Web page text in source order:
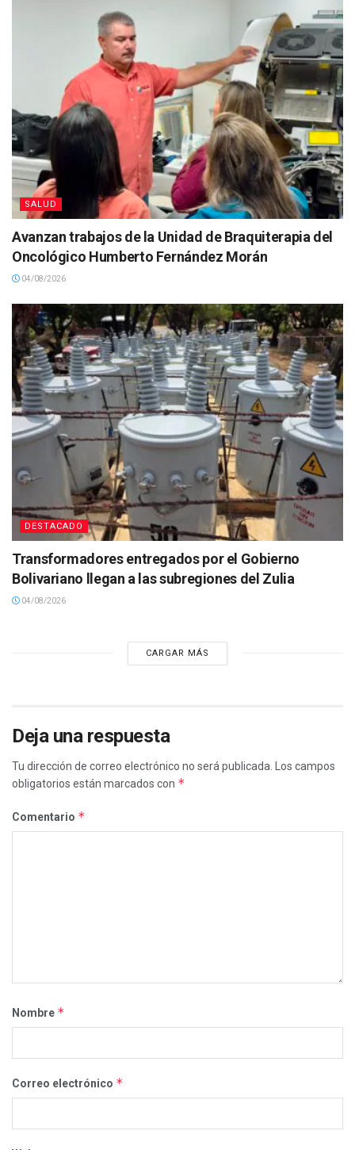
SALUD
Avanzan trabajos de la Unidad de Braquiterapia del
Oncológico Humberto Fernández Morán
04/08/2026
DESTACADO
Transformadores entregados por el Gobierno
Bolivariano llegan a las subregiones del Zulia
04/08/2026
CARGAR MÁS
Deja una respuesta
Tu dirección de correo electrónico no será publicada.
Los campos
obligatorios están marcados con *
Comentario *
Nombre *
Correo electrónico *